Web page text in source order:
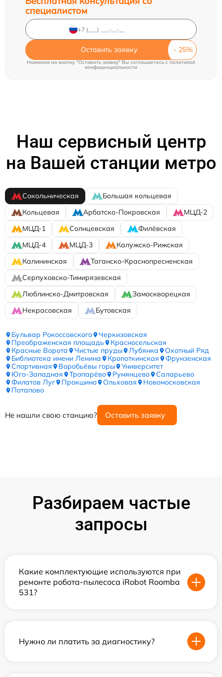
специалистом
Оставить заявку
Нажимая на кнопку "Оставить заявку" Вы соглашаетесь c политикой
конфиденциальности
Наш сервисный центр
на Вашей станции метро
Сокольническая
Большая кольцевая
Кольцевая
Арбатско-Покровская
МЦД-2
МЦД-1
Солнцевская
Филёвская
МЦД-4
МЦД-3
Калужско-Рижская
Калининская
Таганско-Краснопресненская
Серпуховско-Тимирязевская
Люблинско-Дмитровская
Замоскворецкая
Некрасовская
Бутовская
Бульвар Рокоссовского
Черкизовская
Преображенская площадь
Красносельская
Красные Ворота
Чистые пруды Лубянка
Охотный Ряд
Библиотека имени Ленина
Кропоткинская
Фрунзенская
Спортивная
Воробьёвы горы
Университет
Юго-Западная
Тропарёво Румянцево
Саларьево
Филатов Луг
Прокшино Ольховая
Новомосковская
Потапово
Не нашли свою станцию? Оставить заявку
Разбираем частые
запросы
Какие комплектующие используются при
ремонте робота-пылесоса iRobot Roomba
531?
Нужно ли платить за диагностику?